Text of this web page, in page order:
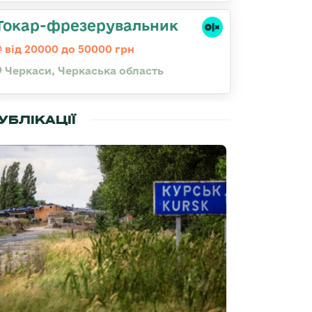
фрезерувальник
від 20000 до 50000 грн
Черкаси, Черкаська область